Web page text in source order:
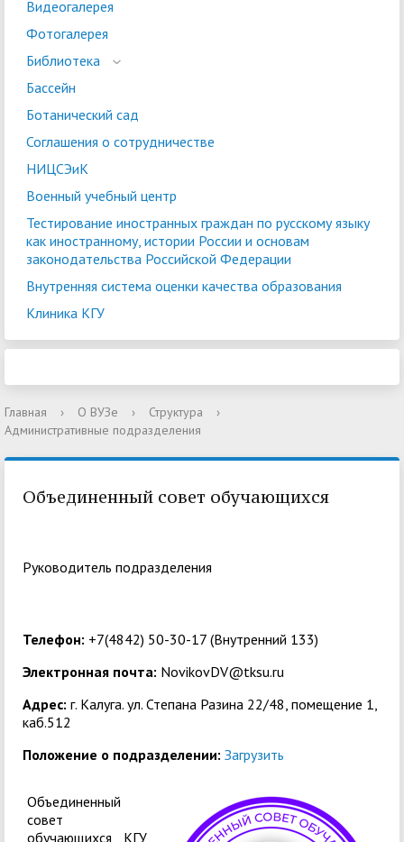
Видеогалерея
Фотогалерея
Библиотека
Бассейн
Ботанический сад
Соглашения о сотрудничестве
НИЦСЭиК
Военный учебный центр
Тестирование иностранных граждан по русскому языку
как иностранному, истории России и основам
законодательства Российской Федерации
Внутренняя система оценки качества образования
Клиника КГУ
Главная › О ВУЗе › Структура
›
Административные подразделения
Объединенный совет обучающихся
Pуководитель подразделения
Телефон: +7(4842) 50-30-17 (Внутренний 133)
Электронная почта: NovikovDV@tksu.ru
Адрес: г. Калуга. ул. Степана Разина 22/48, помещение 1,
каб.512
Положение о подразделении: Загрузить
Объединенный
совет
обучающихся КГУ